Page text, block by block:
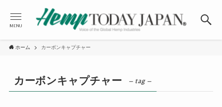
MENU
ホーム カーボンキャプチャー
カーボンキャプチャー – tag –